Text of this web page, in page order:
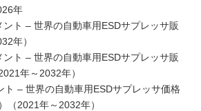
年
ト – 世界の自動車用ESDサプレッサ販
年）
ト – 世界の自動車用ESDサプレッサ販
年～2032年）
ト – 世界の自動車用ESDサプレッサ価格
（2021年～2032年）